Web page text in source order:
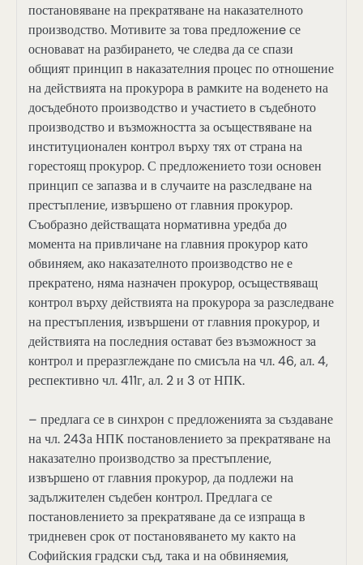
постановяване на прекратяване на наказателното
производство. Мотивите за това предложениe се
основават на разбирането, че следва да се спази
общият принцип в наказателния процес по отношение
на действията на прокурора в рамките на воденето на
досъдебното производство и участието в съдебното
производство и възможността за осъществяване на
институционален контрол върху тях от страна на
горестоящ прокурор. С предложението този основен
принцип се запазва и в случаите на разследване на
престъпление, извършено от главния прокурор.
Съобразно действащата нормативна уредба до
момента на привличане на главния прокурор като
обвиняем, ако наказателното производство не е
прекратено, няма назначен прокурор, осъществяващ
контрол върху действията на прокурора за разследване
на престъпления, извършени от главния прокурор, и
действията на последния остават без възможност за
контрол и преразглеждане по смисъла на чл. 46, ал. 4,
респективно чл. 411г, ал. 2 и 3 от НПК.
– предлага се в синхрон с предложенията за създаване
на чл. 243а НПК постановлението за прекратяване на
наказателно производство за престъпление,
извършено от главния прокурор, да подлежи на
задължителен съдебен контрол. Предлага се
постановлението за прекратяване да се изпраща в
тридневен срок от постановяването му както на
Софийския градски съд, така и на обвиняемия,